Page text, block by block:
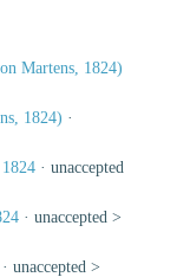
Martens, 1824)
1824) ·
· unaccepted
· unaccepted >
· unaccepted >